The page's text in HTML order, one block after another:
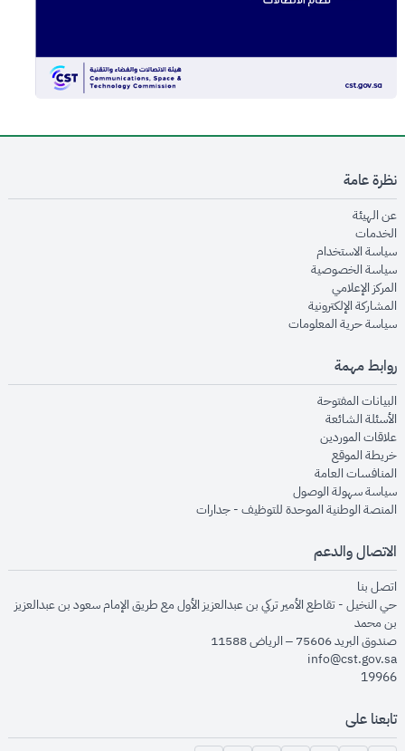
نظرة عامة
عن الهيئةopens in new window
الخدماتopens in new window
سياسة الاستخدام
سياسة الخصوصيةopens in new window
المركز الإعلاميopens in new window
المشاركة الإلكترونيةopens in new window
سياسة حرية المعلوماتopens in new window
روابط مهمة
البيانات المفتوحةopens in new window
الأسئلة الشائعةopens in new window
علاقات الموردينopens in new window
خريطة الموقعopens in new window
المنافسات العامةopens in new window
سياسة سهولة الوصولopens in new window
المنصة الوطنية الموحدة للتوظيف - جداراتopens in new window
الاتصال والدعم
اتصل بنا
حي النخيل - تقاطع الأمير تركي بن عبدالعزيز الأول مع طريق الإمام سعود بن عبدالعزيز
بن محمد
صندوق البريد 75606 – الرياض 11588
info@cst.gov.sa
19966
تابعنا على